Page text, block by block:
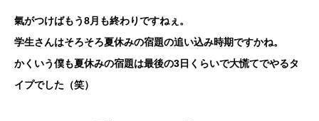
氣がつけばもう8月も終わりですねぇ。
学生さんはそろそろ夏休みの宿題の追い込み時期ですかね。
かくいう僕も夏休みの宿題は最後の3日くらいで大慌てでやるタ
イプでした（笑）